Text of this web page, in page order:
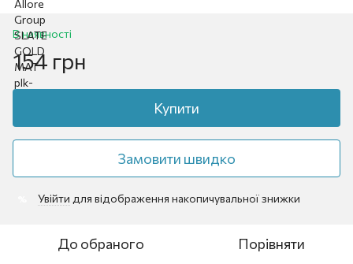
В наявності
154 грн
Купити
Замовити швидко
Увійти для відображення накопичувальної знижки
До обраного Порівняти